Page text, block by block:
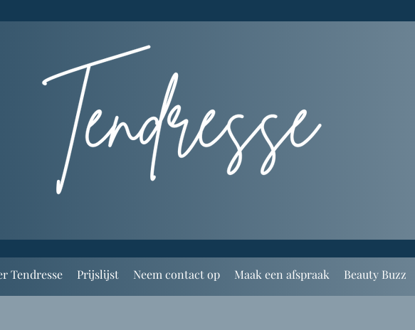
Tendresse Prijslijst Neem contact op Maak een afspraak Beauty Buzz